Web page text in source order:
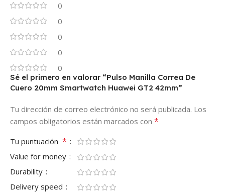
0
0
0
0
0
Sé el primero en valorar “Pulso Manilla Correa De
Cuero 20mm Smartwatch Huawei GT2 42mm”
Tu dirección de correo electrónico no será publicada. Los
campos obligatorios están marcados con *
Tu puntuación *
Value for money
Durability
Delivery speed